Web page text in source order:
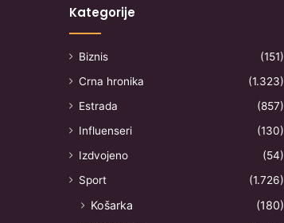
Kategorije
Biznis
(151)
Crna hronika
(1.323)
Estrada
(857)
Influenseri
(130)
Izdvojeno
(54)
Sport
(1.726)
Košarka
(180)